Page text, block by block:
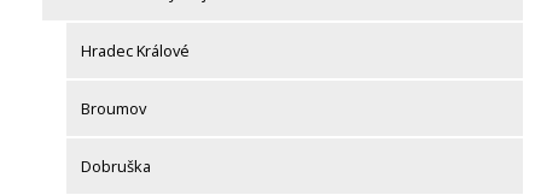
Hradec Králové
Broumov
Dobruška